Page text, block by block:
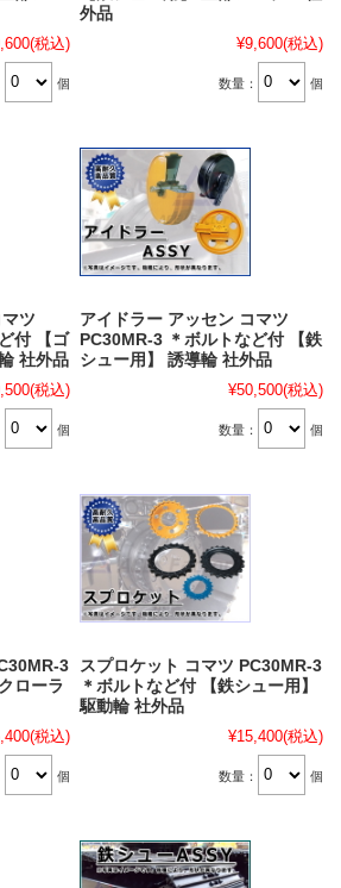
(税込)
個
外品
¥9,600(税込)
数量： 個
ツ
付 【ゴ
社外品
(税込)
個
アイドラー アッセン コマツ
PC30MR-3 ＊ボルトなど付 【鉄
シュー用】 誘導輪 社外品
¥50,500(税込)
数量： 個
3
ローラ
(税込)
個
スプロケット コマツ PC30MR-3
＊ボルトなど付 【鉄シュー用】
駆動輪 社外品
¥15,400(税込)
数量： 個